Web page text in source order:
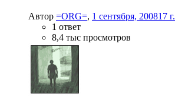
Автор =ORG=, 1 сентября, 200817 г.
1 ответ
8,4 тыс просмотров